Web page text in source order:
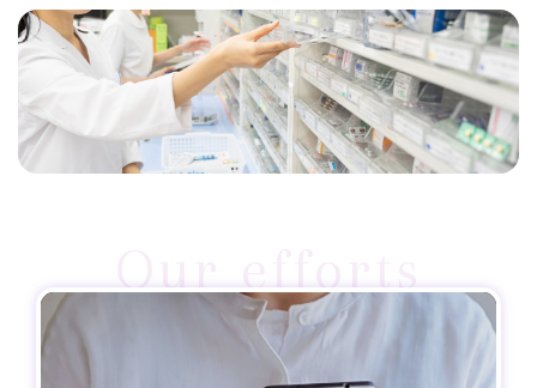
Our efforts